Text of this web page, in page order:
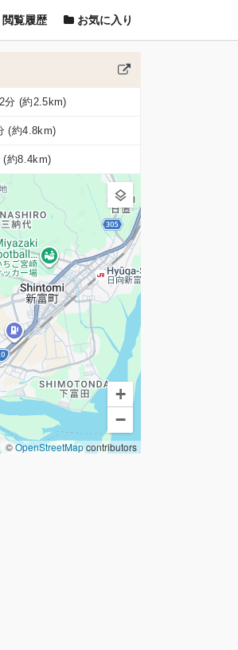
閲覧履歴 お気に入り
分 (約2.5km)
(約4.8km)
(約8.4km)
+
−
©OpenStreetMapcontributors